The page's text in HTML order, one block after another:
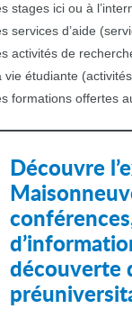
stages ici ou à
services d’aide
activités de
vie étudiante
formations offertes
Découvre
découverte